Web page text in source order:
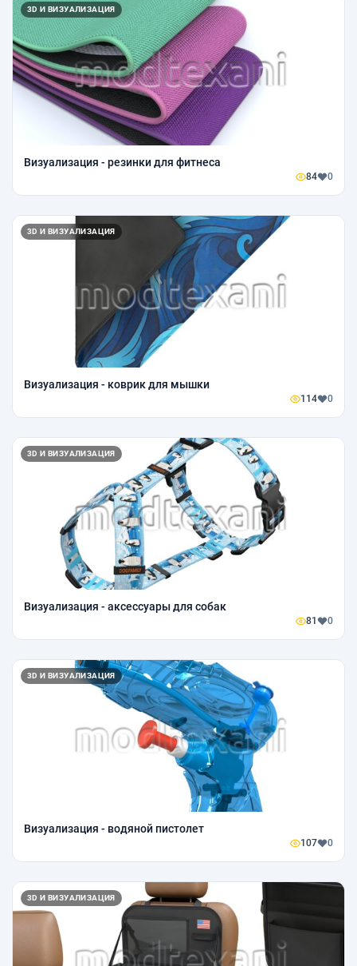
3D И ВИЗУАЛИЗАЦИЯ
Визуализация - резинки для фитнеса
84 0
3D И ВИЗУАЛИЗАЦИЯ
Визуализация - коврик для мышки
114 0
3D И ВИЗУАЛИЗАЦИЯ
Визуализация - аксессуары для собак
81 0
3D И ВИЗУАЛИЗАЦИЯ
Визуализация - водяной пистолет
107 0
3D И ВИЗУАЛИЗАЦИЯ